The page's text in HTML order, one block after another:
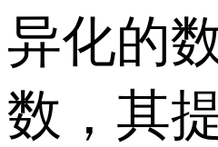
异化的
数，其